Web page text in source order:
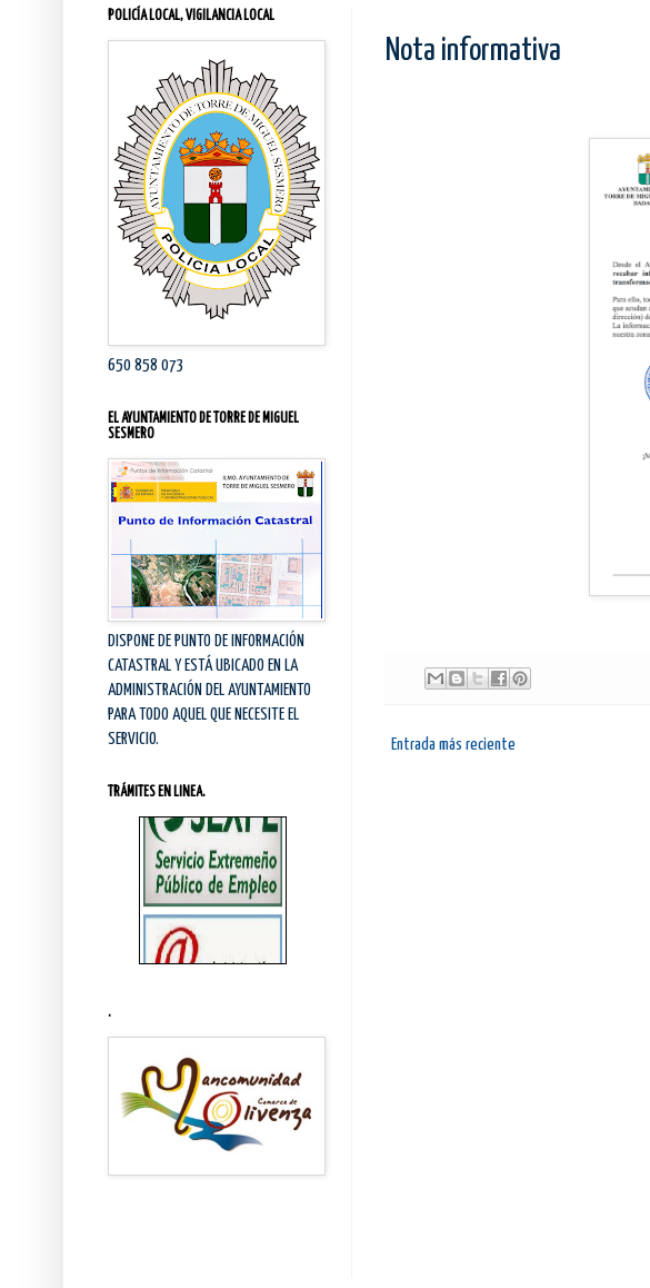
Nota informativa
Entrada más reciente
POLICÍA LOCAL, VIGILANCIA LOCAL
650 858 073
EL AYUNTAMIENTO DE TORRE DE MIGUEL
SESMERO
DISPONE DE PUNTO DE INFORMACIÓN
CATASTRAL Y ESTÁ UBICADO EN LA
ADMINISTRACIÓN DEL AYUNTAMIENTO
PARA TODO AQUEL QUE NECESITE EL
SERVICIO.
TRÁMITES EN LINEA.
.